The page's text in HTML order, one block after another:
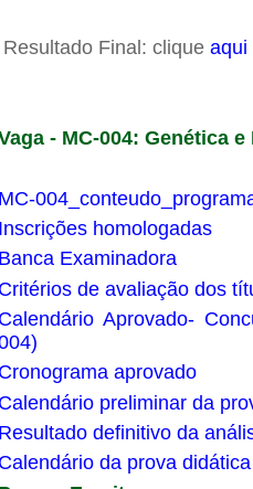
Resultado Final: clique aqui
- MC-004: Genética
MC-
Inscrições homologadas
Banca Examinadora
Critérios de avaliação dos
Calendário Aprovado-
Cronograma aprovado
Calendário preliminar da
Resultado definitivo da
Calendário da prova didática